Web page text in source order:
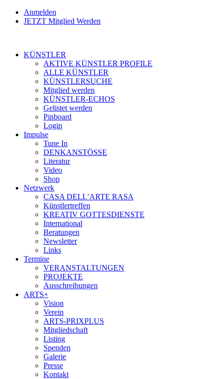
Anmelden
JETZT Mitglied Werden
KÜNSTLER
AKTIVE KÜNSTLER PROFILE
ALLE KÜNSTLER
KÜNSTLERSUCHE
Mitglied werden
KÜNSTLER-ECHOS
Gelistet werden
Pinboard
Login
Impulse
Tune In
DENKANSTÖSSE
Literatur
Video
Shop
Netzwerk
CASA DELL’ARTE RASA
Künstlertreffen
KREATIV GOTTESDIENSTE
International
Beratungen
Newsletter
Links
Termine
VERANSTALTUNGEN
PROJEKTE
Ausschreibungen
ARTS+
Vision
Verein
ARTS-PRIXPLUS
Mitgliedschaft
Listing
Spenden
Galerie
Presse
Kontakt